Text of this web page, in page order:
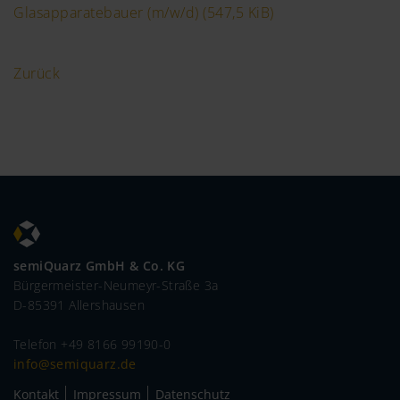
Glasapparatebauer (m/w/d) (547,5 KiB)
Zurück
semiQuarz GmbH & Co. KG
Bürgermeister-Neumeyr-Straße 3a
D-85391 Allershausen
Telefon +49 8166 99190-0
info@semiquarz.de
Kontakt
Impressum Datenschutz